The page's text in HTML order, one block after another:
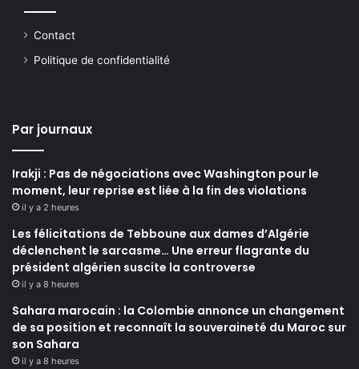
Contact
Politique de confidentialité
Par journaux
Irakji : Pas de négociations avec Washington pour le
moment, leur reprise est liée à la fin des violations
il y a 2 heures
Les félicitations de Tebboune aux dames d’Algérie
déclenchent le sarcasme… Une erreur flagrante du
président algérien suscite la controverse
il y a 8 heures
Sahara marocain : la Colombie annonce un changement
de sa position et reconnaît la souveraineté du Maroc sur
son Sahara
il y a 8 heures